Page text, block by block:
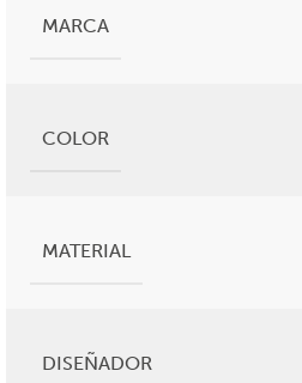
MARCA
COLOR
MATERIAL
DISEÑADOR